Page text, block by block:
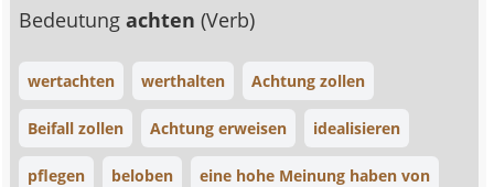
Bedeutungachten(Verb)
wertachten werthalten Achtung zollen
Beifall zollen Achtung erweisen idealisieren
pflegen beloben eine hohe Meinung haben von